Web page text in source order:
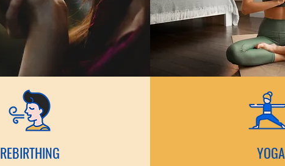
REBIRTHING YOGA